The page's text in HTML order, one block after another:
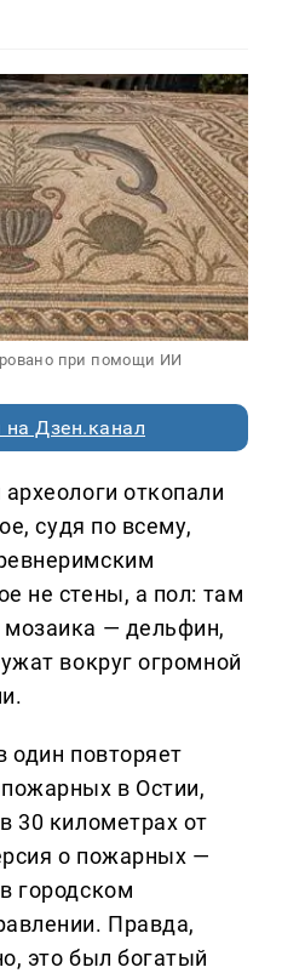
при помощи ИИ
на Дзен.канал
откопали
судя по всему,
не стены, а пол: там
— дельфин,
вокруг огромной
один повторяет
в Остии,
30 километрах от
о пожарных —
городском
Правда,
это был богатый